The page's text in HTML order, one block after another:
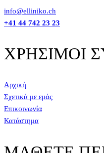
info@elliniko.ch
+41 44 742 23 23
ΧΡΗΣΙΜΟΙ
Αρχική
Σχετικά με εμάς
Επικοινωνία
Κατάστημα